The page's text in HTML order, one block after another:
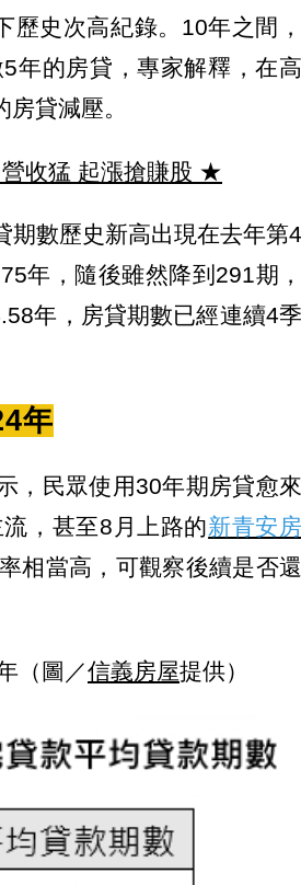
史次高紀錄。10年之間，
年的房貸，專家解釋，在高
貸減壓。
收猛 起漲搶賺股 ★
期數歷史新高出現在去年第4
年，隨後雖然降到291期，
年，房貸期數已經連續4季
年
，民眾使用30年期房貸愈來
，甚至8月上路的新青安房
相當高，可觀察後續是否還
（圖／信義房屋提供）